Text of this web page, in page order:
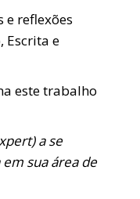
e reflexões
Escrita e
este trabalho
a se
sua área de